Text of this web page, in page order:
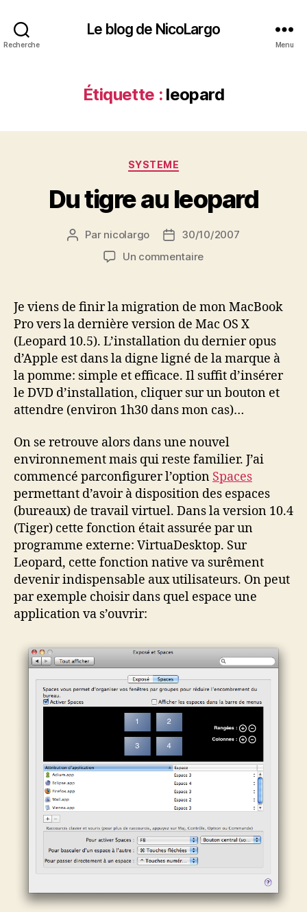
Recherche
Le blog de NicoLargo
Menu
Étiquette : leopard
Catégories
SYSTEME
Du tigre au leopard
Auteur
l’article
Par nicolargo
Date30/10/2007
Un commentairesur
Je viens de finir la migration de mon MacBook
Pro vers la dernière version de Mac OS X
(Leopard 10.5). L’installation du dernier opus
d’Apple est dans la digne ligné de la marque à
la pomme: simple et efficace. Il suffit d’insérer
le DVD d’installation, cliquer sur un bouton et
attendre (environ 1h30 dans mon cas)…
On se retrouve alors dans une nouvel
environnement mais qui reste familier. J’ai
commencé parconfigurer l’option Spaces
permettant d’avoir à disposition des espaces
(bureaux) de travail virtuel. Dans la version 10.4
(Tiger) cette fonction était assurée par un
programme externe: VirtuaDesktop. Sur
Leopard, cette fonction native va surêment
devenir indispensable aux utilisateurs. On peut
par exemple choisir dans quel espace une
application va s’ouvrir: